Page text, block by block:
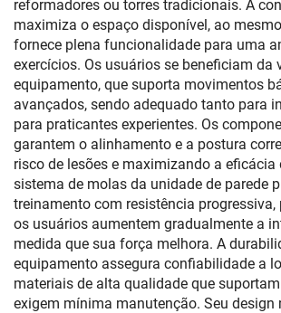
reformadores ou torres tradicionais. A
maximiza o espaço disponível, ao
fornece plena funcionalidade para uma
exercícios. Os usuários se beneficiam da
equipamento, que suporta movimentos
avançados, sendo adequado tanto para
para praticantes experientes. Os
garantem o alinhamento e a postura
risco de lesões e maximizando a eficácia
sistema de molas da unidade de parede
treinamento com resistência
os usuários aumentem gradualmente a
medida que sua força melhora. A
equipamento assegura confiabilidade a
materiais de alta qualidade que
exigem mínima manutenção. Seu design